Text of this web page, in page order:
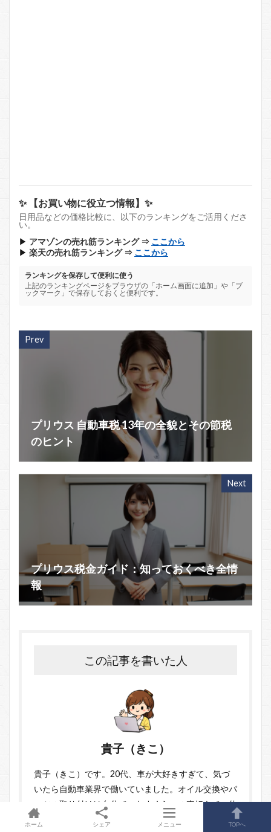
✨ 【お買い物に役立つ情報】✨
日用品などの価格比較に、以下のランキングをご活用くださ
い。
▶ アマゾンの売れ筋ランキング ⇒ ここから
▶ 楽天の売れ筋ランキング ⇒ ここから
ランキングを保存して便利に使う
上記のランキングページをブラウザの「ホーム画面に追加」や「ブ
ックマーク」で保存しておくと便利です。
Prev
プリウス 自動車税 13年の全貌とその節税
のヒント
Next
プリウス税金ガイド：知っておくべき全情
報
この記事を書いた人
貴子（きこ）
貴子（きこ）です。20代、車が大好きすぎて、気づ
いたら自動車業界で働いていました。オイル交換やパ
ーツの取り付けは自分でこなすくらいの車好きで、休
日はサーキット観戦やドライブスポット巡りが日課で
ホーム シェア メニュー TOPへ